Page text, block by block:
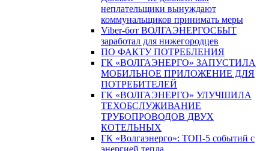
неплательщики вынуждают
коммунальщиков принимать меры
Viber-бот ВОЛГАЭНЕРГОСБЫТ
заработал для нижегородцев
ПО ФАКТУ ПОТРЕБЛЕНИЯ
ГК «ВОЛГАЭНЕРГО» ЗАПУСТИЛА
МОБИЛЬНОЕ ПРИЛОЖЕНИЕ ДЛЯ
ПОТРЕБИТЕЛЕЙ
ГК «ВОЛГАЭНЕРГО» УЛУЧШИЛА
ТЕХОБСЛУЖИВАНИЕ
ТРУБОПРОВОДОВ ДВУХ
КОТЕЛЬНЫХ
ГК «Волгаэнерго»: ТОП-5 событий с